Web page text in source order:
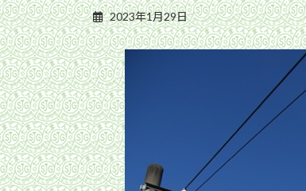
2023年1月29日